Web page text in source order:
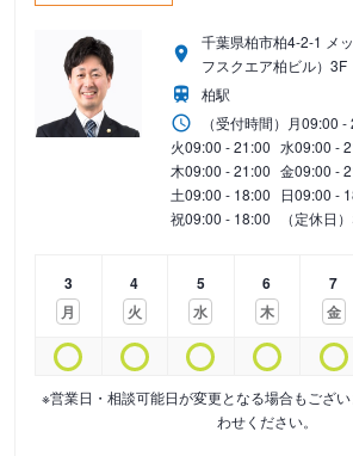
千葉県柏市柏4-2-1 メ
フスクエア柏ビル）3F
柏駅
（受付時間） 月09:00 -
火09:00 - 21:00 水09:00 -
木09:00 - 21:00 金09:00 -
土09:00 - 18:00 日09:00 -
祝09:00 - 18:00 （定休日
3
月
4
火
5
水
6
木
7
金
※営業日・相談可能日が変更となる場合もござ
わせください。